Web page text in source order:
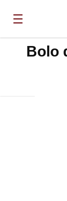
☰
Bolo